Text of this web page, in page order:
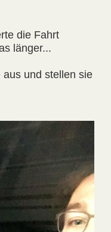
die Fahrt
länger...
und stellen sie